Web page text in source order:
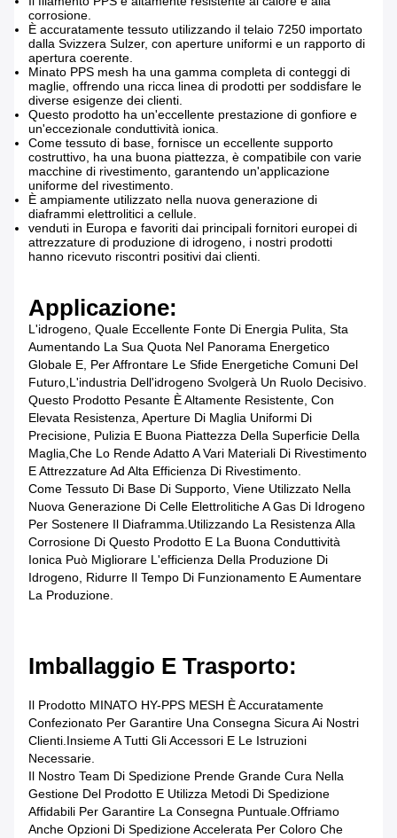
corrosione.
È accuratamente tessuto utilizzando il telaio 7250 importato
dalla Svizzera Sulzer, con aperture uniformi e un rapporto di
apertura coerente.
Minato PPS mesh ha una gamma completa di conteggi di
maglie, offrendo una ricca linea di prodotti per soddisfare le
diverse esigenze dei clienti.
Questo prodotto ha un'eccellente prestazione di gonfiore e
un'eccezionale conduttività ionica.
Come tessuto di base, fornisce un eccellente supporto
costruttivo, ha una buona piattezza, è compatibile con varie
macchine di rivestimento, garantendo un'applicazione
uniforme del rivestimento.
È ampiamente utilizzato nella nuova generazione di
diaframmi elettrolitici a cellule.
venduti in Europa e favoriti dai principali fornitori europei di
attrezzature di produzione di idrogeno, i nostri prodotti
hanno ricevuto riscontri positivi dai clienti.
Applicazione:
L'idrogeno, Quale Eccellente Fonte Di Energia Pulita, Sta
Aumentando La Sua Quota Nel Panorama Energetico
Globale E, Per Affrontare Le Sfide Energetiche Comuni Del
Futuro,L'industria Dell'idrogeno Svolgerà Un Ruolo Decisivo.
Questo Prodotto Pesante È Altamente Resistente, Con
Elevata Resistenza, Aperture Di Maglia Uniformi Di
Precisione, Pulizia E Buona Piattezza Della Superficie Della
Maglia,che Lo Rende Adatto A Vari Materiali Di Rivestimento
E Attrezzature Ad Alta Efficienza Di Rivestimento.
Come Tessuto Di Base Di Supporto, Viene Utilizzato Nella
Nuova Generazione Di Celle Elettrolitiche A Gas Di Idrogeno
Per Sostenere Il Diaframma.Utilizzando La Resistenza Alla
Corrosione Di Questo Prodotto E La Buona Conduttività
Ionica Può Migliorare L'efficienza Della Produzione Di
Idrogeno, Ridurre Il Tempo Di Funzionamento E Aumentare
La Produzione.
Imballaggio E Trasporto:
Il Prodotto MINATO HY-PPS MESH È Accuratamente
Confezionato Per Garantire Una Consegna Sicura Ai Nostri
Clienti.Insieme A Tutti Gli Accessori E Le Istruzioni
Necessarie.
Il Nostro Team Di Spedizione Prende Grande Cura Nella
Gestione Del Prodotto E Utilizza Metodi Di Spedizione
Affidabili Per Garantire La Consegna Puntuale.Offriamo
Anche Opzioni Di Spedizione Accelerata Per Coloro Che